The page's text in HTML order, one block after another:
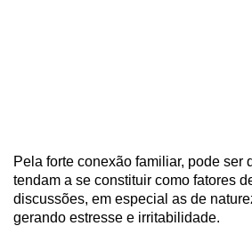
Pela forte conexão familiar, pode ser
tendam a se constituir como fatores
discussões, em especial as de
gerando estresse e irritabilidade.